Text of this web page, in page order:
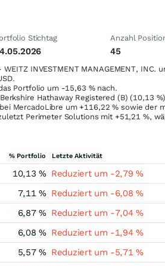
Stichtag Anzahl
45
INVESTMENT MANAGEMENT,
Portfolio um -15,63 %nach.
Hathaway Registered (B) (10,13
MercadoLibre um +116,22% sowie der
Perimeter Solutions mit +51,21 %,
% Portfolio Letzte Aktivität
10,13 % Reduziert um -2,79 %
7,11 % Reduziert um -6,08 %
6,87 % Reduziert um -7,04 %
6,08 % Reduziert um -1,94 %
5,57 % Reduziert um -5,71 %